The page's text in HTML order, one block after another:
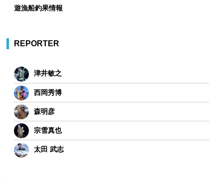
遊漁船釣果情報
REPORTER
津井敏之
西岡秀博
森明彦
宗雪真也
太田 武志